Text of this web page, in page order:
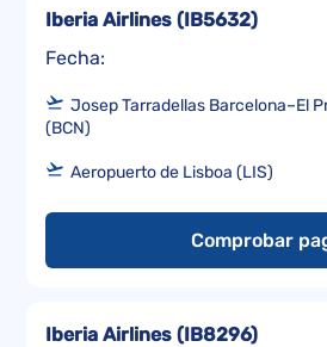
Fecha:
Iberia Airlines (IB5632)
Josep Tarradellas Barcelona–El
(BCN)
Aeropuerto de Lisboa (LIS)
Comprobar
Iberia Airlines (IB8296)